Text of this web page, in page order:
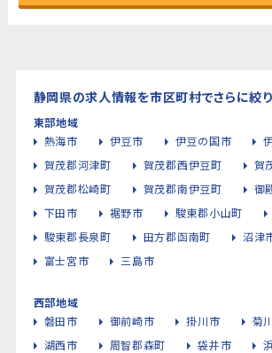
静岡県の求人情報を市区町村でさらに絞
東部地域
熱海市
伊豆市 伊豆の国市
賀茂郡河津町
賀茂郡西伊豆町
賀
賀茂郡松崎町
賀茂郡南伊豆町
御
下田市
裾野市 駿東郡小山町
駿東郡長泉町
田方郡函南町 沼津
富士宮市
三島市
西部地域
磐田市
御前崎市 掛川市
菊
湖西市
周智郡森町 袋井市